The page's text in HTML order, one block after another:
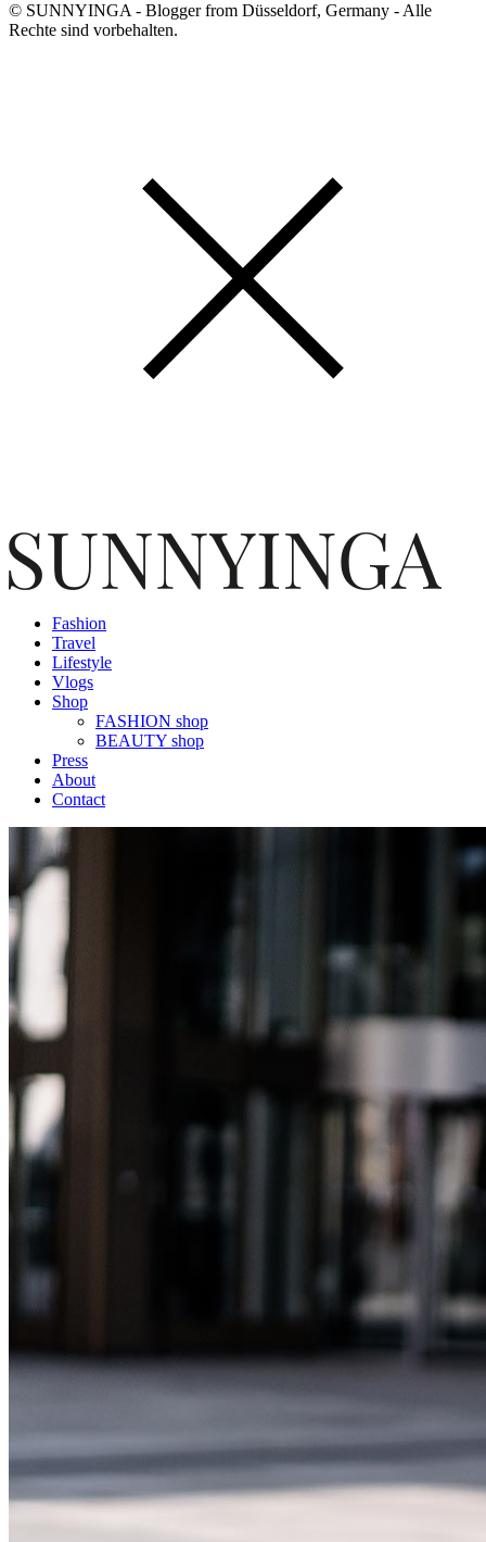
© SUNNYINGA - Blogger from Düsseldorf, Germany - Alle
Rechte sind vorbehalten.
Fashion
Travel
Lifestyle
Vlogs
Shop
FASHION shop
BEAUTY shop
Press
About
Contact